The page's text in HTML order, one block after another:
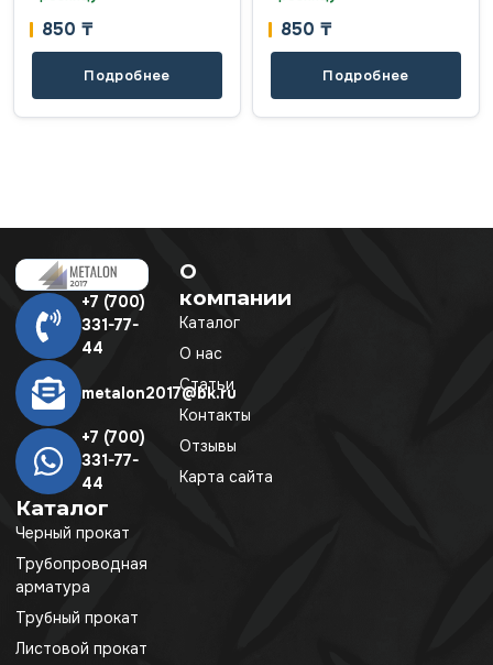
850 ₸
Подробнее
850 ₸
Подробнее
+7 (700)
331-77-
44
metalon2017@bk.ru
+7 (700)
331-77-
44
Каталог
Черный прокат
Трубопроводная
арматура
Трубный прокат
Листовой прокат
О
компании
Каталог
О нас
Статьи
Контакты
Отзывы
Карта сайта